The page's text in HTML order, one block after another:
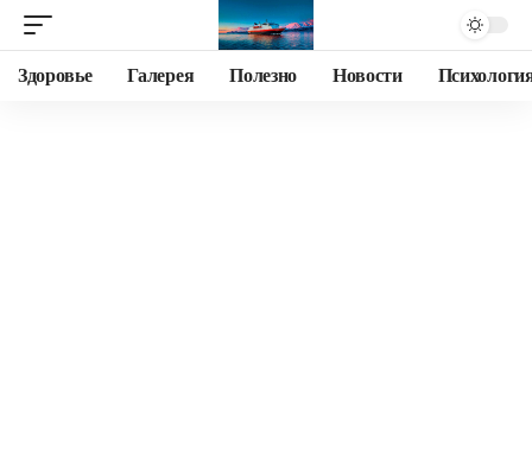
Здоровье Галерея Полезно Новости